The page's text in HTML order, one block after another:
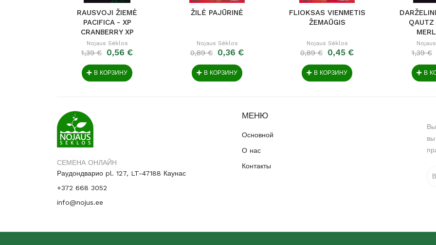
RAUSVOJI ŽIEMĖ
PACIFICA - XP
CRANBERRY XP
Nojaus Sėklos
1,39 € 0,56 €
В КОРЗИНУ
ŽILĖ PAJŪRINĖ
Nojaus Sėklos
0,89 € 0,36 €
В КОРЗИНУ
FLIOKSAS VIENMETIS
ŽEMAŪGIS
Nojaus Sėklos
0,89 € 0,45 €
В КОРЗИНУ
QAUTZ
1,39 €
В
СЕМЕНА ОНЛАЙН
Раудондварио pl. 127, LT-47188 Каунас
+372 668 3052
info@nojus.ee
МЕНЮ
Основной
О нас
Контакты